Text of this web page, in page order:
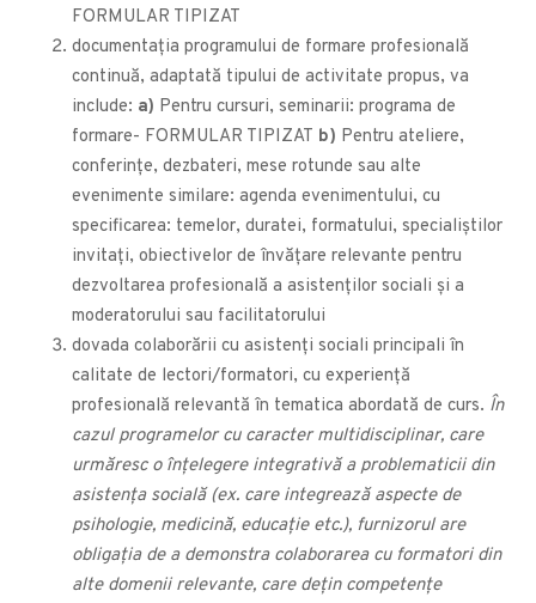
FORMULAR TIPIZAT
documentația programului de formare profesională
continuă, adaptată tipului de activitate propus, va
include: a) Pentru cursuri, seminarii: programa de
formare- FORMULAR TIPIZAT b) Pentru ateliere,
conferințe, dezbateri, mese rotunde sau alte
evenimente similare: agenda evenimentului, cu
specificarea: temelor, duratei, formatului, specialiștilor
invitați, obiectivelor de învățare relevante pentru
dezvoltarea profesională a asistenților sociali și a
moderatorului sau facilitatorului
dovada colaborării cu asistenți sociali principali în
calitate de lectori/formatori, cu experiență
profesională relevantă în tematica abordată de curs. În
cazul programelor cu caracter multidisciplinar, care
urmăresc o înțelegere integrativă a problematicii din
asistența socială (ex. care integrează aspecte de
psihologie, medicină, educație etc.), furnizorul are
obligația de a demonstra colaborarea cu formatori din
alte domenii relevante, care dețin competențe